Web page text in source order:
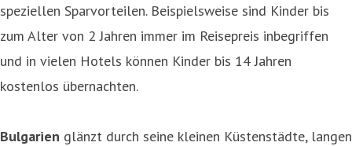
speziellen Sparvorteilen. Beispielsweise sind Kinder bis
zum Alter von 2 Jahren immer im Reisepreis inbegriffen
und in vielen Hotels können Kinder bis 14 Jahren
kostenlos übernachten.
Bulgarien glänzt durch seine kleinen Küstenstädte, langen